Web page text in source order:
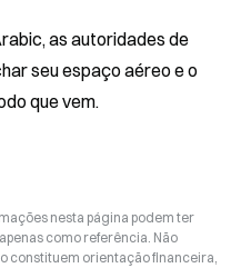
as autoridades de
seu espaço aéreo e o
que vem.
nesta página podem ter
como referência. Não
constituem orientação financeira,